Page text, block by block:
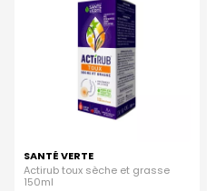
SANTÉ VERTE
Actirub toux sèche et grasse
150ml